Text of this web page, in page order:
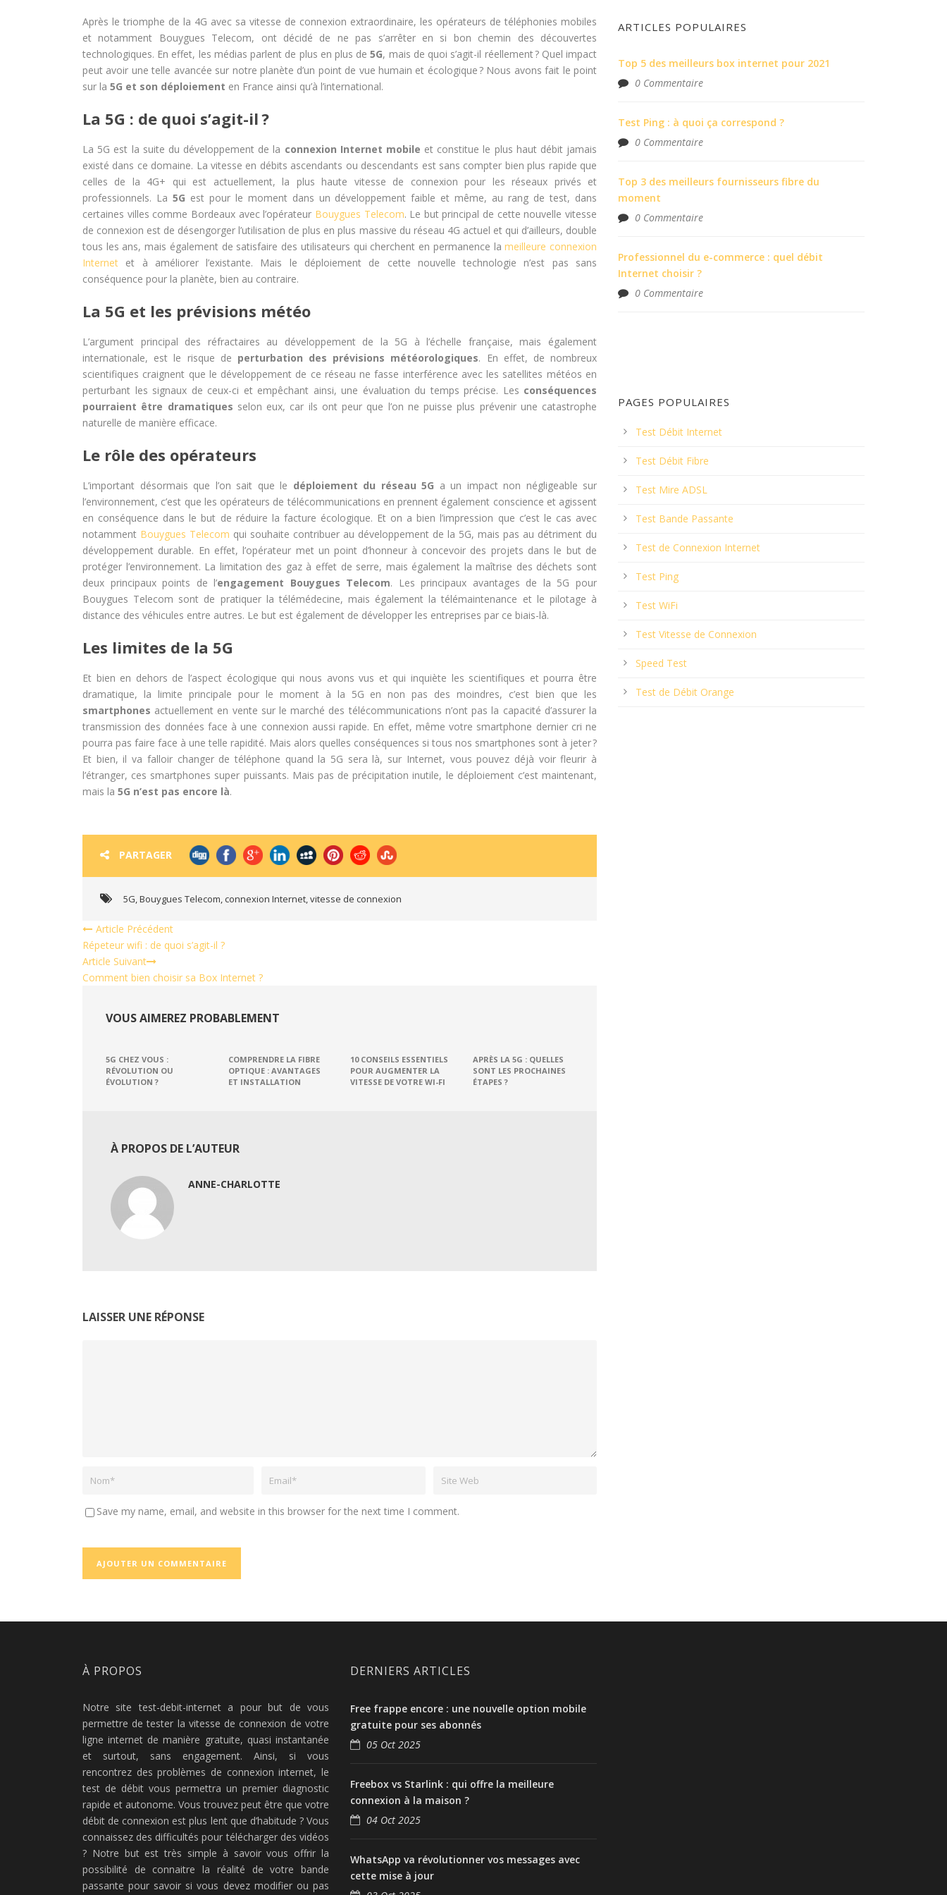
Après le triomphe de la 4G avec sa vitesse de connexion extraordinaire, les opérateurs de téléphonies mobiles
et notamment Bouygues Telecom, ont décidé de ne pas s’arrêter en si bon chemin des découvertes
technologiques. En effet, les médias parlent de plus en plus de5G, mais de quoi s’agit-il réellement ? Quel impact
peut avoir une telle avancée sur notre planète d’un point de vue humain et écologique ? Nous avons fait le point
sur la 5G et son déploiement en France ainsi qu’à l’international.
La 5G : de quoi s’agit-il ?
La 5G est la suite du développement de la connexion Internet mobile et constitue le plus haut débit jamais
existé dans ce domaine. La vitesse en débits ascendants ou descendants est sans compter bien plus rapide que
celles de la 4G+ qui est actuellement, la plus haute vitesse de connexion pour les réseaux privés et
professionnels. La 5G est pour le moment dans un développement faible et même, au rang de test, dans
certaines villes comme Bordeaux avec l’opérateur Bouygues Telecom. Le but principal de cette nouvelle vitesse
de connexion est de désengorger l’utilisation de plus en plus massive du réseau 4G actuel et qui d’ailleurs, double
tous les ans, mais également de satisfaire des utilisateurs qui cherchent en permanence la meilleure connexion
Internet et à améliorer l’existante. Mais le déploiement de cette nouvelle technologie n’est pas sans
conséquence pour la planète, bien au contraire.
La 5G et les prévisions météo
L’argument principal des réfractaires au développement de la 5G à l’échelle française, mais également
internationale, est le risque de perturbation des prévisions météorologiques. En effet, de nombreux
scientifiques craignent que le développement de ce réseau ne fasse interférence avec les satellites météos en
perturbant les signaux de ceux-ci et empêchant ainsi, une évaluation du temps précise. Les conséquences
pourraient être dramatiques selon eux, car ils ont peur que l’on ne puisse plus prévenir une catastrophe
naturelle de manière efficace.
Le rôle des opérateurs
L’important désormais que l’on sait que le déploiement du réseau 5G a un impact non négligeable sur
l’environnement, c’est que les opérateurs de télécommunications en prennent également conscience et agissent
en conséquence dans le but de réduire la facture écologique. Et on a bien l’impression que c’est le cas avec
notamment Bouygues Telecom qui souhaite contribuer au développement de la 5G, mais pas au détriment du
développement durable. En effet, l’opérateur met un point d’honneur à concevoir des projets dans le but de
protéger l’environnement. La limitation des gaz à effet de serre, mais également la maîtrise des déchets sont
deux principaux points de l’engagement Bouygues Telecom. Les principaux avantages de la 5G pour
Bouygues Telecom sont de pratiquer la télémédecine, mais également la télémaintenance et le pilotage à
distance des véhicules entre autres. Le but est également de développer les entreprises par ce biais-là.
Les limites de la 5G
Et bien en dehors de l’aspect écologique qui nous avons vus et qui inquiète les scientifiques et pourra être
dramatique, la limite principale pour le moment à la 5G en non pas des moindres, c’est bien que les
smartphones actuellement en vente sur le marché des télécommunications n’ont pas la capacité d’assurer la
transmission des données face à une connexion aussi rapide. En effet, même votre smartphone dernier cri ne
pourra pas faire face à une telle rapidité. Mais alors quelles conséquences si tous nos smartphones sont à jeter ?
Et bien, il va falloir changer de téléphone quand la 5G sera là, sur Internet, vous pouvez déjà voir fleurir à
l’étranger, ces smartphones super puissants. Mais pas de précipitation inutile, le déploiement c’est maintenant,
mais la 5G n’est pas encore là.
PARTAGER
5G,Bouygues Telecom, connexion Internet,vitesse de connexion
Article Précédent
Répeteur wifi : de quoi s’agit-il ?
Article Suivant
Comment bien choisir sa Box Internet ?
VOUS AIMEREZ PROBABLEMENT
5G CHEZ VOUS :
RÉVOLUTION OU
ÉVOLUTION ?
COMPRENDRE LA FIBRE
OPTIQUE : AVANTAGES
ET INSTALLATION
10 CONSEILS ESSENTIELS
POUR AUGMENTER LA
VITESSE DE VOTRE WI-FI
APRÈS LA 5G : QUELLES
SONT LES PROCHAINES
ÉTAPES ?
À PROPOS DE L’AUTEUR
ANNE-CHARLOTTE
LAISSER UNE RÉPONSE
Save my name, email, and website in this browser for the next time I comment.
ARTICLES POPULAIRES
Top 5 des meilleurs box internet pour 2021
0 Commentaire
Test Ping : à quoi ça correspond ?
0 Commentaire
Top 3 des meilleurs fournisseurs fibre du
moment
0 Commentaire
Professionnel du e-commerce : quel débit
Internet choisir ?
0 Commentaire
PAGES POPULAIRES
Test Débit Internet
Test Débit Fibre
Test Mire ADSL
Test Bande Passante
Test de Connexion Internet
Test Ping
Test WiFi
Test Vitesse de Connexion
Speed Test
Test de Débit Orange
À PROPOS
Notre site test-debit-internet a pour but de vous
permettre de tester la vitesse de connexion de votre
ligne internet de manière gratuite, quasi instantanée
et surtout, sans engagement. Ainsi, si vous
rencontrez des problèmes de connexion internet, le
test de débit vous permettra un premier diagnostic
rapide et autonome. Vous trouvez peut être que votre
débit de connexion est plus lent que d’habitude ? Vous
connaissez des difficultés pour télécharger des vidéos
? Notre but est très simple à savoir vous offrir la
possibilité de connaitre la réalité de votre bande
passante pour savoir si vous devez modifier ou pas
DERNIERS ARTICLES
Free frappe encore : une nouvelle option mobile
gratuite pour ses abonnés
05 Oct 2025
Freebox vs Starlink : qui offre la meilleure
connexion à la maison ?
04 Oct 2025
WhatsApp va révolutionner vos messages avec
cette mise à jour